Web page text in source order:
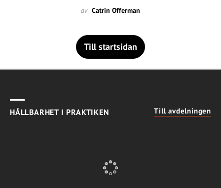
av Catrin Offerman
Till startsidan
HÅLLBARHET I PRAKTIKEN Till avdelningen